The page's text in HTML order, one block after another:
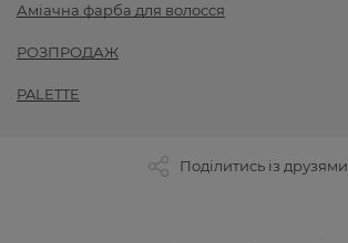
Аміачна фарба для волосся
РОЗПРОДАЖ
PALETTE
Поділитись із друзями